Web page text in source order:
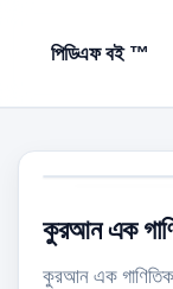
পিডিএফ বই ™
কুরআন এক
কুরআন এক গাণিতিক